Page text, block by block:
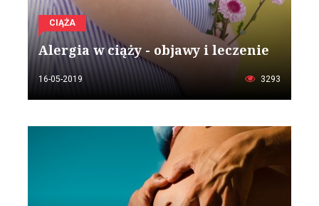
CIĄŻA
Alergia w ciąży - objawy i leczenie
16-05-2019 3293